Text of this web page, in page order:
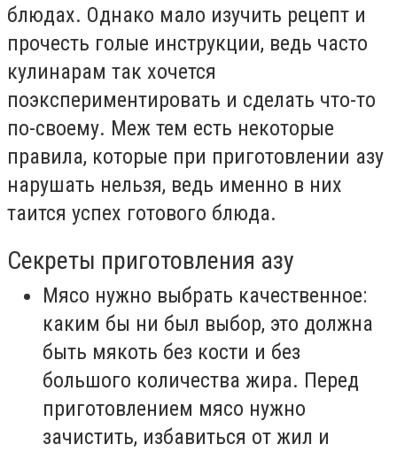
блюдах. Однако мало изучить рецепт и
прочесть голые инструкции, ведь часто
кулинарам так хочется
поэкспериментировать и сделать что-то
по-своему. Меж тем есть некоторые
правила, которые при приготовлении азу
нарушать нельзя, ведь именно в них
таится успех готового блюда.
Секреты приготовления азу
Мясо нужно выбрать качественное:
каким бы ни был выбор, это должна
быть мякоть без кости и без
большого количества жира. Перед
приготовлением мясо нужно
зачистить, избавиться от жил и